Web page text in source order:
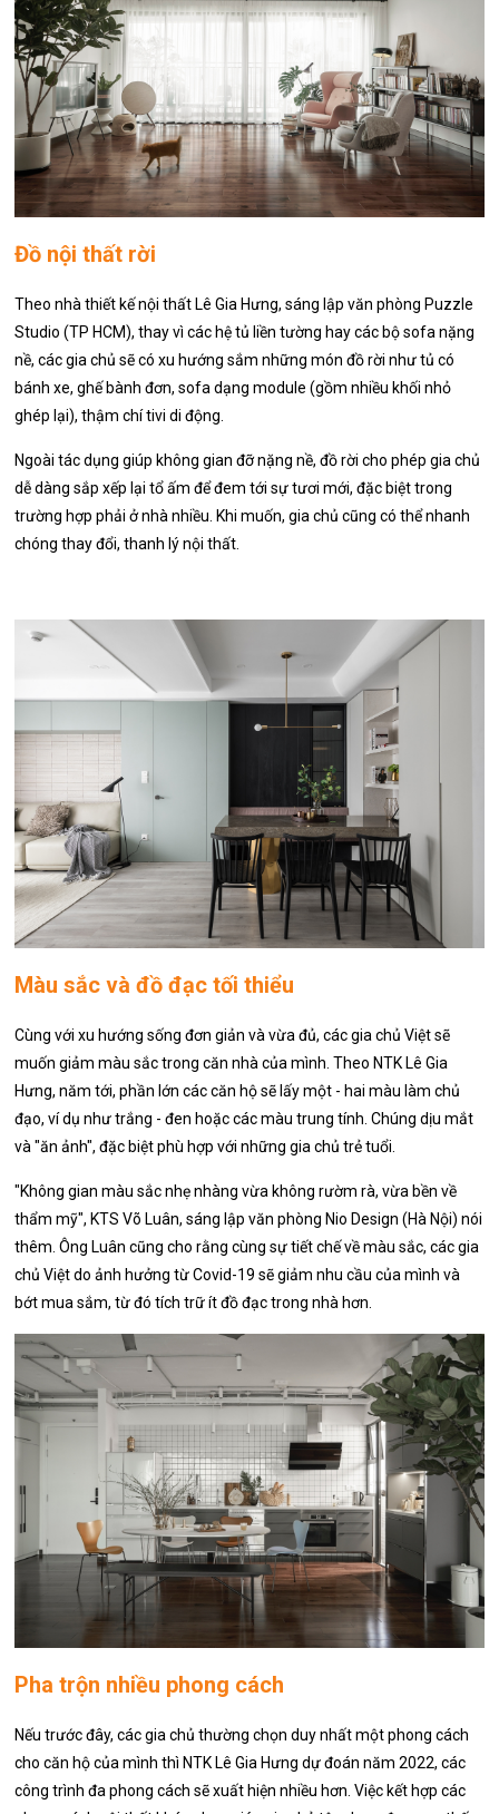
Đồ nội thất rời
Theo nhà thiết kế nội thất Lê Gia Hưng, sáng lập văn phòng Puzzle
Studio (TP HCM), thay vì các hệ tủ liền tường hay các bộ sofa nặng
nề, các gia chủ sẽ có xu hướng sắm những món đồ rời như tủ có
bánh xe, ghế bành đơn, sofa dạng module (gồm nhiều khối nhỏ
ghép lại), thậm chí tivi di động.
Ngoài tác dụng giúp không gian đỡ nặng nề, đồ rời cho phép gia chủ
dễ dàng sắp xếp lại tổ ấm để đem tới sự tươi mới, đặc biệt trong
trường hợp phải ở nhà nhiều. Khi muốn, gia chủ cũng có thể nhanh
chóng thay đổi, thanh lý nội thất.
Màu sắc và đồ đạc tối thiểu
Cùng với xu hướng sống đơn giản và vừa đủ, các gia chủ Việt sẽ
muốn giảm màu sắc trong căn nhà của mình. Theo NTK Lê Gia
Hưng, năm tới, phần lớn các căn hộ sẽ lấy một - hai màu làm chủ
đạo, ví dụ như trắng - đen hoặc các màu trung tính. Chúng dịu mắt
và "ăn ảnh", đặc biệt phù hợp với những gia chủ trẻ tuổi.
"Không gian màu sắc nhẹ nhàng vừa không rườm rà, vừa bền về
thẩm mỹ", KTS Võ Luân, sáng lập văn phòng Nio Design (Hà Nội) nói
thêm. Ông Luân cũng cho rằng cùng sự tiết chế về màu sắc, các gia
chủ Việt do ảnh hưởng từ Covid-19 sẽ giảm nhu cầu của mình và
bớt mua sắm, từ đó tích trữ ít đồ đạc trong nhà hơn.
Pha trộn nhiều phong cách
Nếu trước đây, các gia chủ thường chọn duy nhất một phong cách
cho căn hộ của mình thì NTK Lê Gia Hưng dự đoán năm 2022, các
công trình đa phong cách sẽ xuất hiện nhiều hơn. Việc kết hợp các